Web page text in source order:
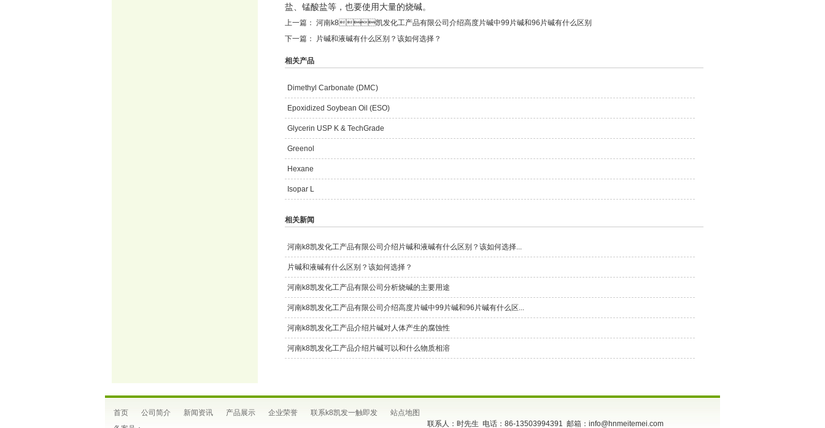
盐、锰酸盐等，也要使用大量的烧碱。
上一篇： 河南k8凯发化工产品有限公司介绍高度片碱中99片碱和96片碱有什么区别
下一篇：
片碱和液碱有什么区别？该如何选择？
相关产品
Dimethyl Carbonate (DMC)
Epoxidized Soybean Oil (ESO)
Glycerin USP K & TechGrade
Greenol
Hexane
Isopar L
相关新闻
河南k8凯发化工产品有限公司介绍片碱和液碱有什么区别？该如何选择...
片碱和液碱有什么区别？该如何选择？
河南k8凯发化工产品有限公司分析烧碱的主要用途
河南k8凯发化工产品有限公司介绍高度片碱中99片碱和96片碱有什么区...
河南k8凯发化工产品介绍片碱对人体产生的腐蚀性
河南k8凯发化工产品介绍片碱可以和什么物质相溶
首页 公司简介 新闻资讯 产品展示 企业荣誉 联系k8凯发一触即发
站点地图
联系人：时先生 电话：86-13503994391 邮箱：info@hnmeitemei.com